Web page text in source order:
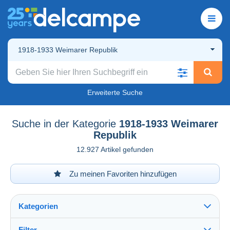
1918-1933 Weimarer Republik
Erweiterte Suche
Suche in der Kategorie 1918-1933 Weimarer
Republik
12.927 Artikel gefunden
Zu meinen Favoriten hinzufügen
Kategorien